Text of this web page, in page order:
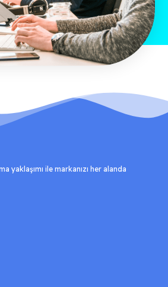
yaklaşımı ile markanızı her alanda